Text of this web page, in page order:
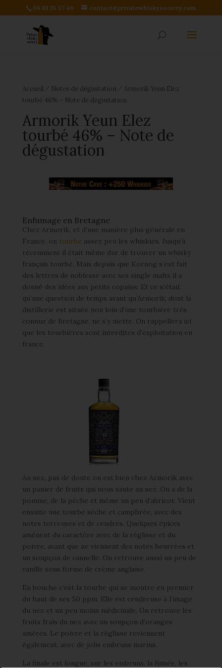
06 83 25 57 46 contact@privatewhiskysociety.com
Accueil Notes de dégustation
Armorik Yeun Elez
tourbé 46% – Note de dégustation
Armorik Yeun Elez
tourbé 46% – Note de
dégustation
Enfumage en Bretagne
Chez Armorik, et d’une manière plus générale en
France, on tourbe assez peu les whiskies. Jusqu’à
récemment il était même dur de trouver un whisky
français tourbé. Mais depuis que Kornog s’est fait
des lettres de noblesse avec ses single malts il a
donné des idées aux petits copains. Et ce n’était
qu’une question de temps avant qu’Armorik, dont la
distillerie est située non loin d’une tourbière très
connue de Bretagne, ne s’y mette. On rappellera ici
que les tourbières sont interdites d’exploitation en
france.
Au nez, pas de doute on est bien chez Armorik avec
un panier de fruits qui nous saute au nez. On a de la
pomme, de la pêche et même un peu d’abricot. Vient
ensuite une tourbe sèche et camphrée, avec des
notes terreuses et de cendres. Quelques épices
amènent du caractère avec de la réglisse et du
poivre, avant que ne viennent des notes beurrées et
un soupçon de cannelle. On retrouve aussi un peu de
vanille sous forme de crème anglaise.
En bouche c’est la tourbe qui se montre en premier
du haut de ses 50 ppm. Elle est cendreuse à l’image
du nez et un peu moins médicinale. On retrouve les
fruits frais du nez avec un soupçon d’oranges
amères. Le poivre et la réglisse reviennent
également, avec de jolis embruns marins.
La finale est longue, sur les embruns, la fumée, les